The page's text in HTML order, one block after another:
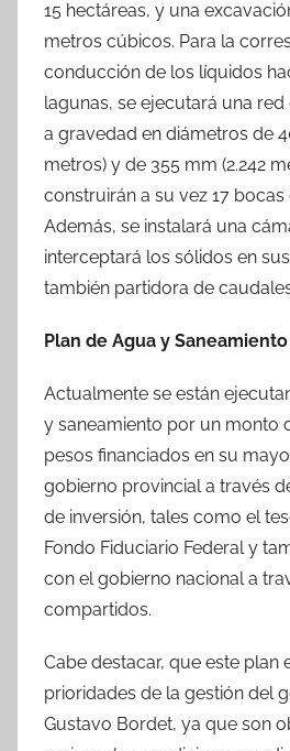
15 hectáreas, y una
metros cúbicos. Para la
conducción de los líquidos
lagunas, se ejecutará una
a gravedad en diámetros de
metros) y de 355 mm (2.242
construirán a su vez 17 bocas
Además, se instalará una
interceptará los sólidos en
también partidora de
Plan de Agua y
Actualmente se están
y saneamiento por un monto
pesos financiados en su
gobierno provincial a través
de inversión, tales como el
Fondo Fiduciario Federal y
con el gobierno nacional a
compartidos.
Cabe destacar, que este plan
prioridades de la gestión del
Gustavo Bordet, ya que son